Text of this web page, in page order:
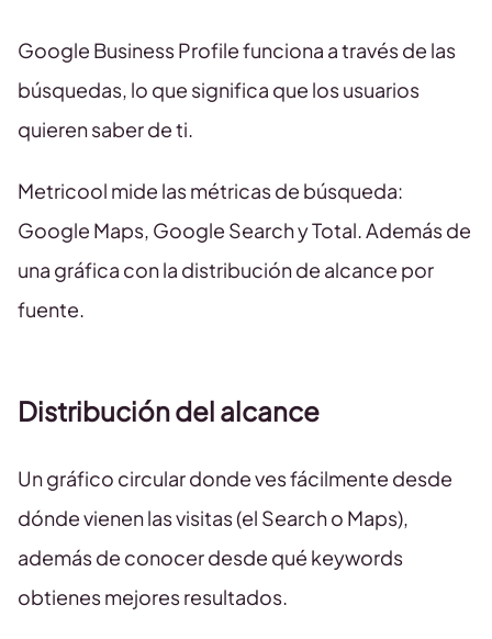
Google Business Profile funciona a través de las
búsquedas, lo que significa que los usuarios
quieren saber de ti.
Metricool mide las métricas de búsqueda:
Google Maps, Google Search y Total. Además de
una gráfica con la distribución de alcance por
fuente.
Distribución del alcance
Un gráfico circular donde ves fácilmente desde
dónde vienen las visitas (el Search o Maps),
además de conocer desde qué keywords
obtienes mejores resultados.